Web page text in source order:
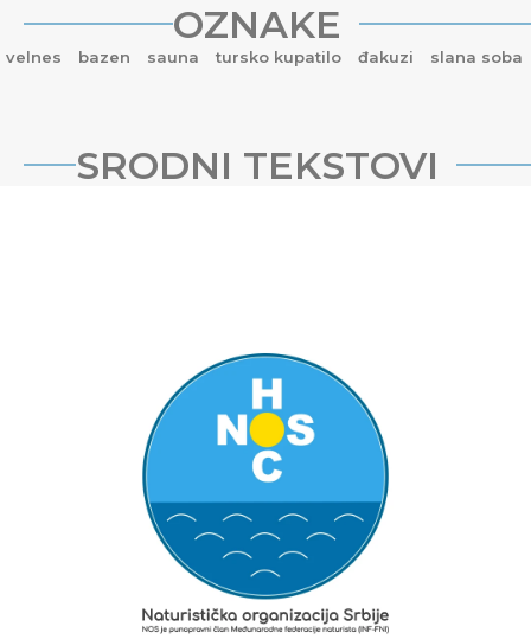
OZNAKE
velnes bazen sauna tursko kupatilo đakuzi slana soba
SRODNI TEKSTOVI